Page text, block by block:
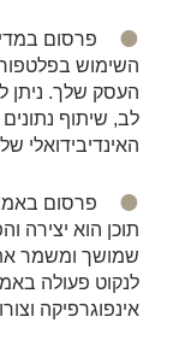
פרסום
השימוש
העסק שלך. ניתן
לב, שיתוף
האינדיבידואלי
פרסום
תוכן הוא יצירה
שמושך ומשמר את
לנקוט פעולה
אינפוגרפיקה